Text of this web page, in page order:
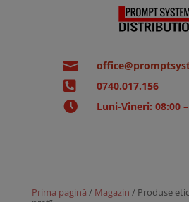

 0740.017.156
 Luni-Vineri: 08:00
Prima pagină / Magazin / Produse